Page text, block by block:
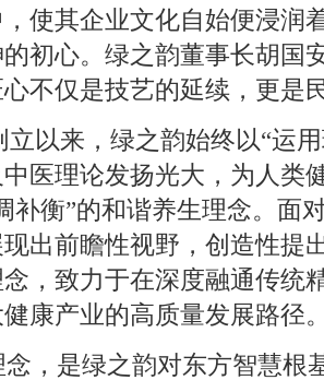
使其企业文化自始便浸润
初心。绿之韵董事长胡国
不仅是技艺的延续，更是
立以来，绿之韵始终以“运
医理论发扬光大，为人类
补衡”的和谐养生理念。面
出前瞻性视野，创造性提
，致力于在深度融通传统
康产业的高质量发展路径
念，是绿之韵对东方智慧根